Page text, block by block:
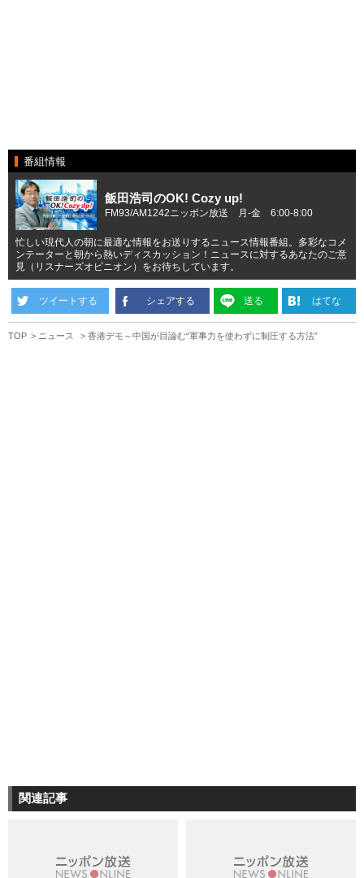
番組情報
飯田浩司のOK! Cozy up!
FM93/AM1242ニッポン放送 月-金 6:00-8:00
忙しい現代人の朝に最適な情報をお送りするニュース情報番組。多彩なコメ
ンテーターと朝から熱いディスカッション！ニュースに対するあなたのご意
見（リスナーズオピニオン）をお待ちしています。
ツイートする シェアする 送る はてな
TOP ニュース 香港デモ～中国が目論む“軍事力を使わずに制圧する方法”
関連記事